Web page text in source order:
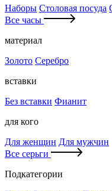
Наборы Столовая посуда
Все часы
материал
Золото Серебро
вставки
Без вставки Фианит
для кого
Для женщин Для мужчин
Все серьги
Подкатегории